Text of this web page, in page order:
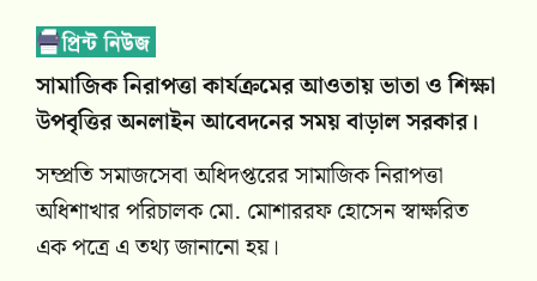
সামাজিক নিরাপত্তা কার্যক্রমের আওতায় ভাতা ও শিক্ষা
উপবৃত্তির অনলাইন আবেদনের সময় বাড়াল সরকার।
সম্প্রতি সমাজসেবা অধিদপ্তরের সামাজিক নিরাপত্তা
অধিশাখার পরিচালক মো. মোশাররফ হোসেন স্বাক্ষরিত
এক পত্রে এ তথ্য জানানো হয়।